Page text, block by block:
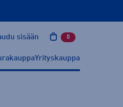
sisään 0 tuotetta
Yrityskauppa